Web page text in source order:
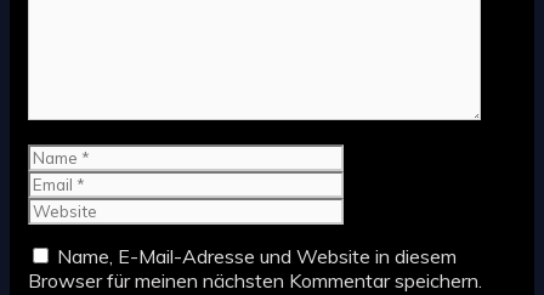
Name
Name, E-Mail-Adresse und Website in diesem
Browser für meinen nächsten Kommentar speichern.